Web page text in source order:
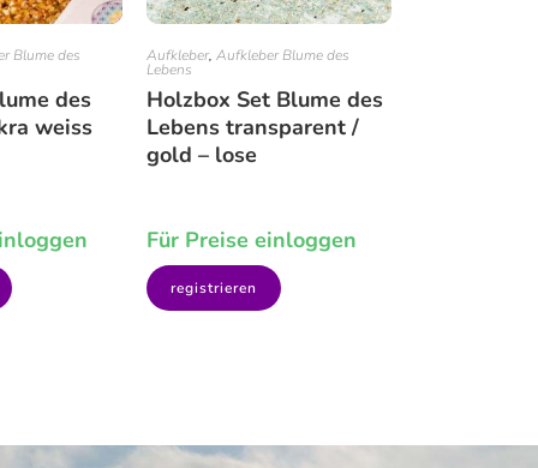
Blume des
des
weiss
Aufkleber, Aufkleber Blume des
Lebens
Holzbox Set Blume des
Lebens transparent /
gold – lose
Für Preise einloggen
registrieren